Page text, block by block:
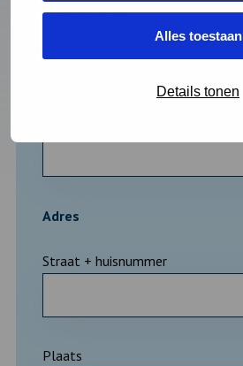
Alles toestaan
Details tonen
E-mailadres*
Adres
Straat + huisnummer
Plaats